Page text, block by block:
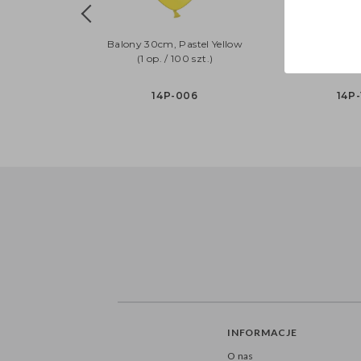
Balony 30cm, Pastel Yellow
(1 op. / 100 szt.)
14P-006 14P-
INFORMACJE
O nas